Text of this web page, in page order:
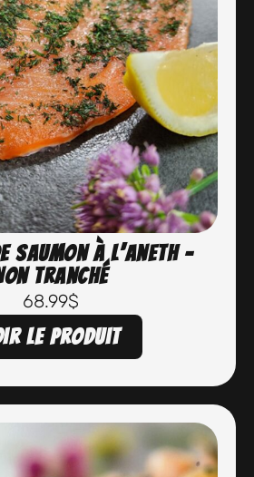
saumon à l’aneth –
tranché
68.99$
le produit